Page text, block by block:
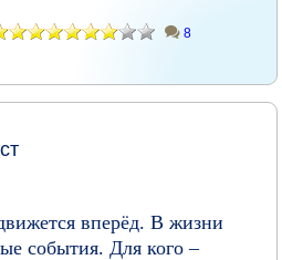
8
вперёд. В жизни
события. Для кого –